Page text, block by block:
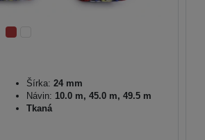
Šírka: 24 mm
Návin: 10.0 m, 45.0 m, 49.5 m
Tkaná